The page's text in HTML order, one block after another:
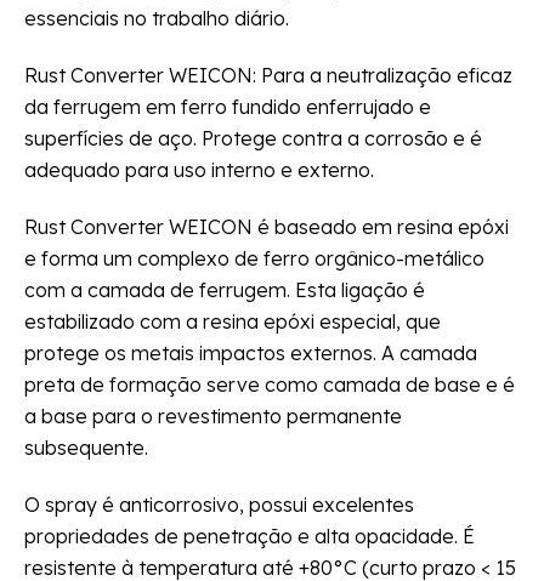
essenciais no trabalho diário.
Rust Converter WEICON: Para a neutralização eficaz
da ferrugem em ferro fundido enferrujado e
superfícies de aço. Protege contra a corrosão e é
adequado para uso interno e externo.
Rust Converter WEICON é baseado em resina epóxi
e forma um complexo de ferro orgânico-metálico
com a camada de ferrugem. Esta ligação é
estabilizado com a resina epóxi especial, que
protege os metais impactos externos. A camada
preta de formação serve como camada de base e é
a base para o revestimento permanente
subsequente.
O spray é anticorrosivo, possui excelentes
propriedades de penetração e alta opacidade. É
resistente à temperatura até +80°C (curto prazo < 15